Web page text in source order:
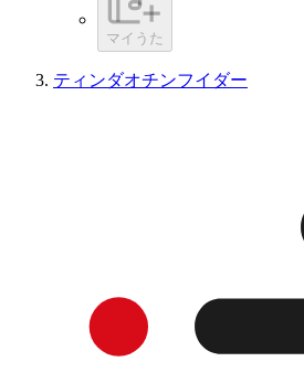
マイうた
ティンダオチンフイダー